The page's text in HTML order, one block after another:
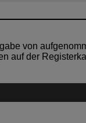
von
auf der